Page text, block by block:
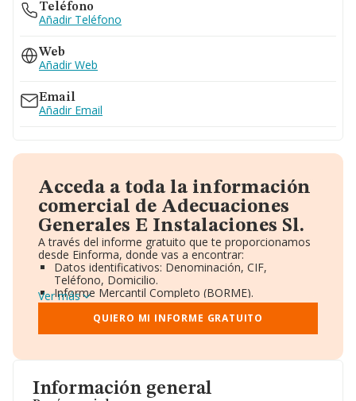
Información general
Teléfono
Añadir Teléfono
Web
Añadir Web
Email
Añadir Email
Acceda a toda la información
comercial de Adecuaciones
Generales E Instalaciones Sl.
A través del informe gratuito que te proporcionamos
desde Einforma, donde vas a encontrar:
Datos identificativos: Denominación, CIF,
Teléfono, Domicilio.
Informe Mercantil Completo (BORME).
Gráficos de Evolución Ventas y Empleados.
Consejo de Administración y Administradores.
Directivos y Ejecutivos.
Información oficial y registral complementaria.
Ver más
QUIERO MI INFORME GRATUITO